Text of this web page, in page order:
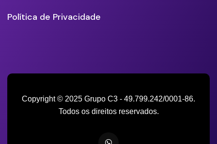
Política de Privacidade
Copyright © 2025 Grupo C3 - 49.799.242/0001-86.
Todos os direitos reservados.